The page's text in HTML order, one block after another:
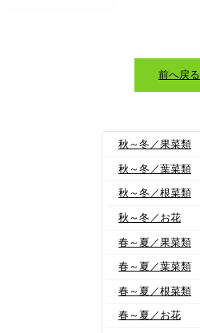
前へ戻る
秋～冬／果菜類
秋～冬／葉菜類
秋～冬／根菜類
秋～冬／お花
春～夏／果菜類
春～夏／葉菜類
春～夏／根菜類
春～夏／お花